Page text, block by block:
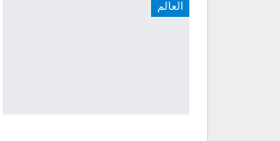
العالم